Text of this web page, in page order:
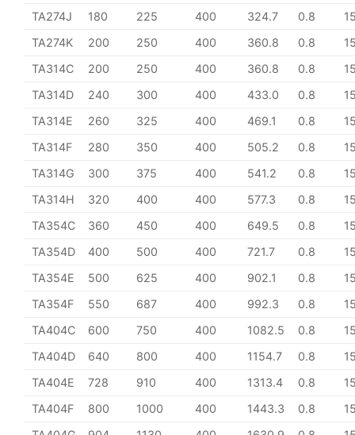
TA274J
180 225 400 324.7 0.8
TA274K
200 250 400 360.8 0.8
TA314C
200 250 400 360.8 0.8
TA314D
240 300 400 433.0 0.8
TA314E
260 325 400 469.1 0.8
TA314F
280 350 400 505.2 0.8
TA314G
300 375 400 541.2 0.8
TA314H
320 400 400 577.3 0.8
TA354C
360 450 400 649.5 0.8
TA354D
400 500 400 721.7 0.8
TA354E
500 625 400 902.1 0.8
TA354F
550 687 400 992.3 0.8
TA404C
600 750 400 1082.5 0.8
TA404D
640 800 400 1154.7 0.8
TA404E
728 910 400 1313.4 0.8
TA404F
800 1000 400 1443.3 0.8